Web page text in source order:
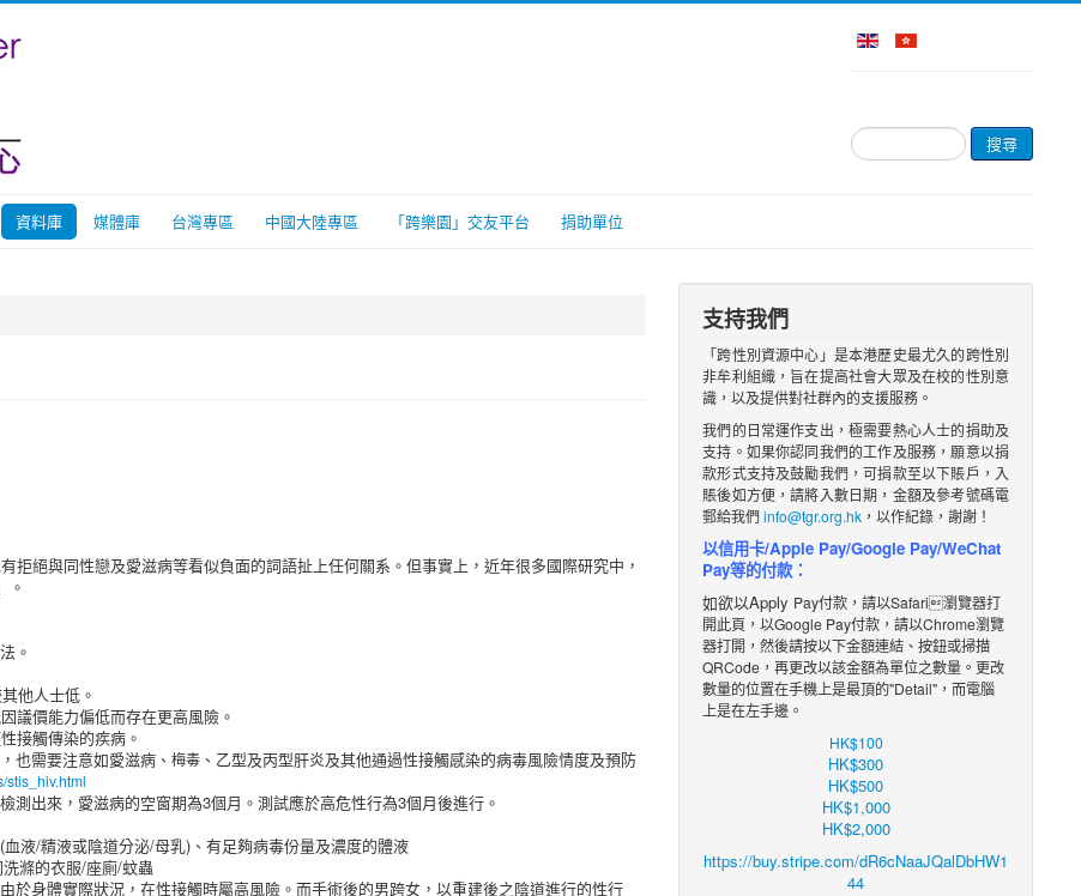
搜
尋...
搜尋
資料庫 媒體庫 台灣專區 中國大陸專區 「跨樂園」交友平台 捐助單位
絕與同性戀及愛滋病等看似負面的詞語扯上任何關系。但事實上，近年很多國際研究中，
。
。
他人士低。
議價能力偏低而存在更高風險。
接觸傳染的疾病。
也需要注意如愛滋病、 梅毒 、乙型及丙型肝炎及其他通過性接觸感染的病毒風險情度及預防
stis_hiv.html
出來，愛滋病的空窗期為3個月。測試應於高危性行為3個月後進行。
液/精液或陰道分泌/母乳)、有足夠病毒份量及濃度的體液
滌的衣服/座廁/蚊蟲
於身體實際狀況，在性接觸時屬高風險。而手術後的男跨女，以重建後之陰道進行的性行
支持我們
「跨性別資源中心」是本港歷史最尤久的跨性別
非牟利組織，旨在提高社會大眾及在校的性別意
識，以及提供對社群內的支援服務。
我們的日常運作支出，極需要熱心人士的捐助及
支持。如果你認同我們的工作及服務，願意以捐
款形式支持及鼓勵我們，可捐款至以下賬戶，入
賬後如方便，請將入數日期，金額及參考號碼電
郵給我們info@tgr.org.hk ，以作紀錄，謝謝！
以信用卡/Apple Pay/Google Pay/WeChat
Pay等的付款：
如欲以Apply Pay付款，請以Safari瀏覽器打
開此頁，以Google Pay付款，請以Chrome瀏覽
器打開，然後請按以下金額連結 、按鈕或掃描
QRCode，再更改以該金額為單位之數量。更改
數量的位置在手機上是最頂的"Detail"，而電腦
上是在左手邊。
HK$100
HK$300
HK$500
HK$1,000
HK$2,000
https://buy.stripe.com/dR6cNaaJQalDbHW1
44